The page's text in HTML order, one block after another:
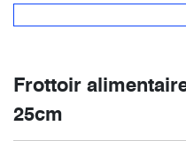
Frottoir
25cm